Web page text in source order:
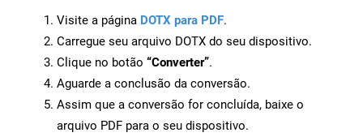
Visite a página DOTX para PDF.
Carregue seu arquivo DOTX do seu dispositivo.
Clique no botão “Converter”.
Aguarde a conclusão da conversão.
Assim que a conversão for concluída, baixe o
arquivo PDF para o seu dispositivo.